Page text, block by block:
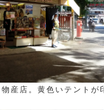
産店。黄色いテントが